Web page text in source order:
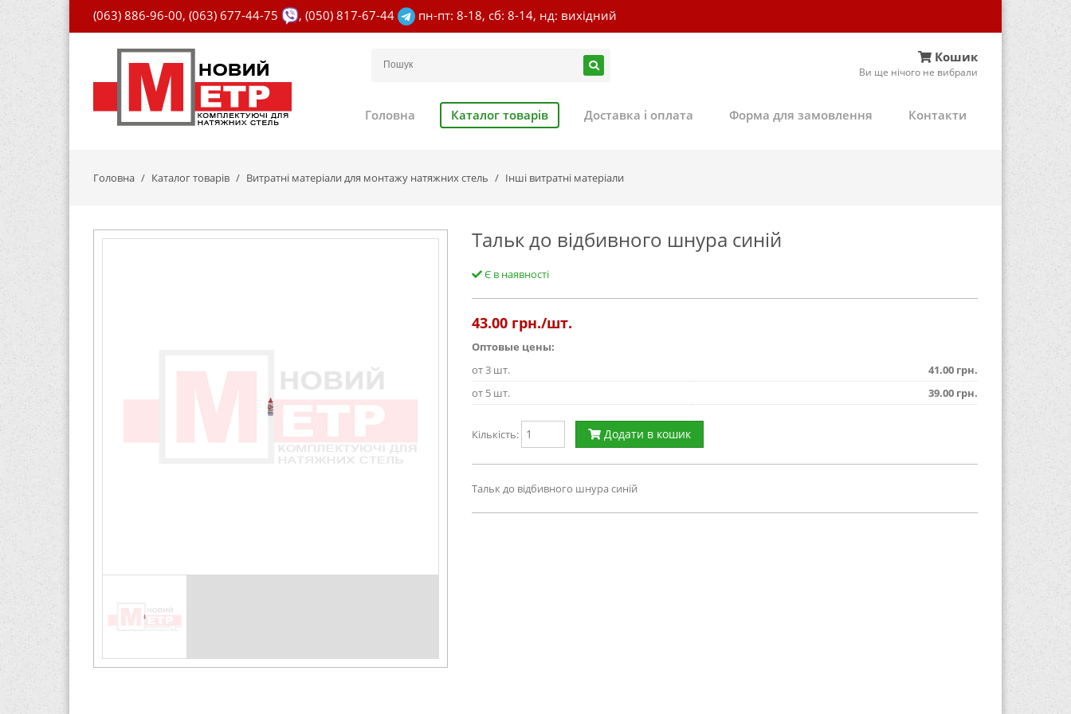
(063) 886-96-00, (063) 677-44-75 , (050) 817-67-44 пн-пт: 8-18, сб: 8-14, нд: вихідний
Кошик
Ви ще нічого не вибрали
Головна Каталог товарів Доставка і оплата Форма для замовлення Контакти
Головна Каталог товарів Витратні матеріали для монтажу натяжних стель Інші витратні матеріали
Тальк до відбивного шнура синій
Є в наявності
43.00 грн./шт.
Оптовые цены:
от 3 шт.
41.00 грн.
от 5 шт.
39.00 грн.
Кількість: Додати в кошик
Тальк до відбивного шнура синій